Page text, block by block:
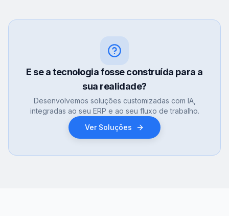
E se a tecnologia fosse construída para a
sua realidade?
Desenvolvemos soluções customizadas com IA,
integradas ao seu ERP e ao seu fluxo de trabalho.
Ver Soluções